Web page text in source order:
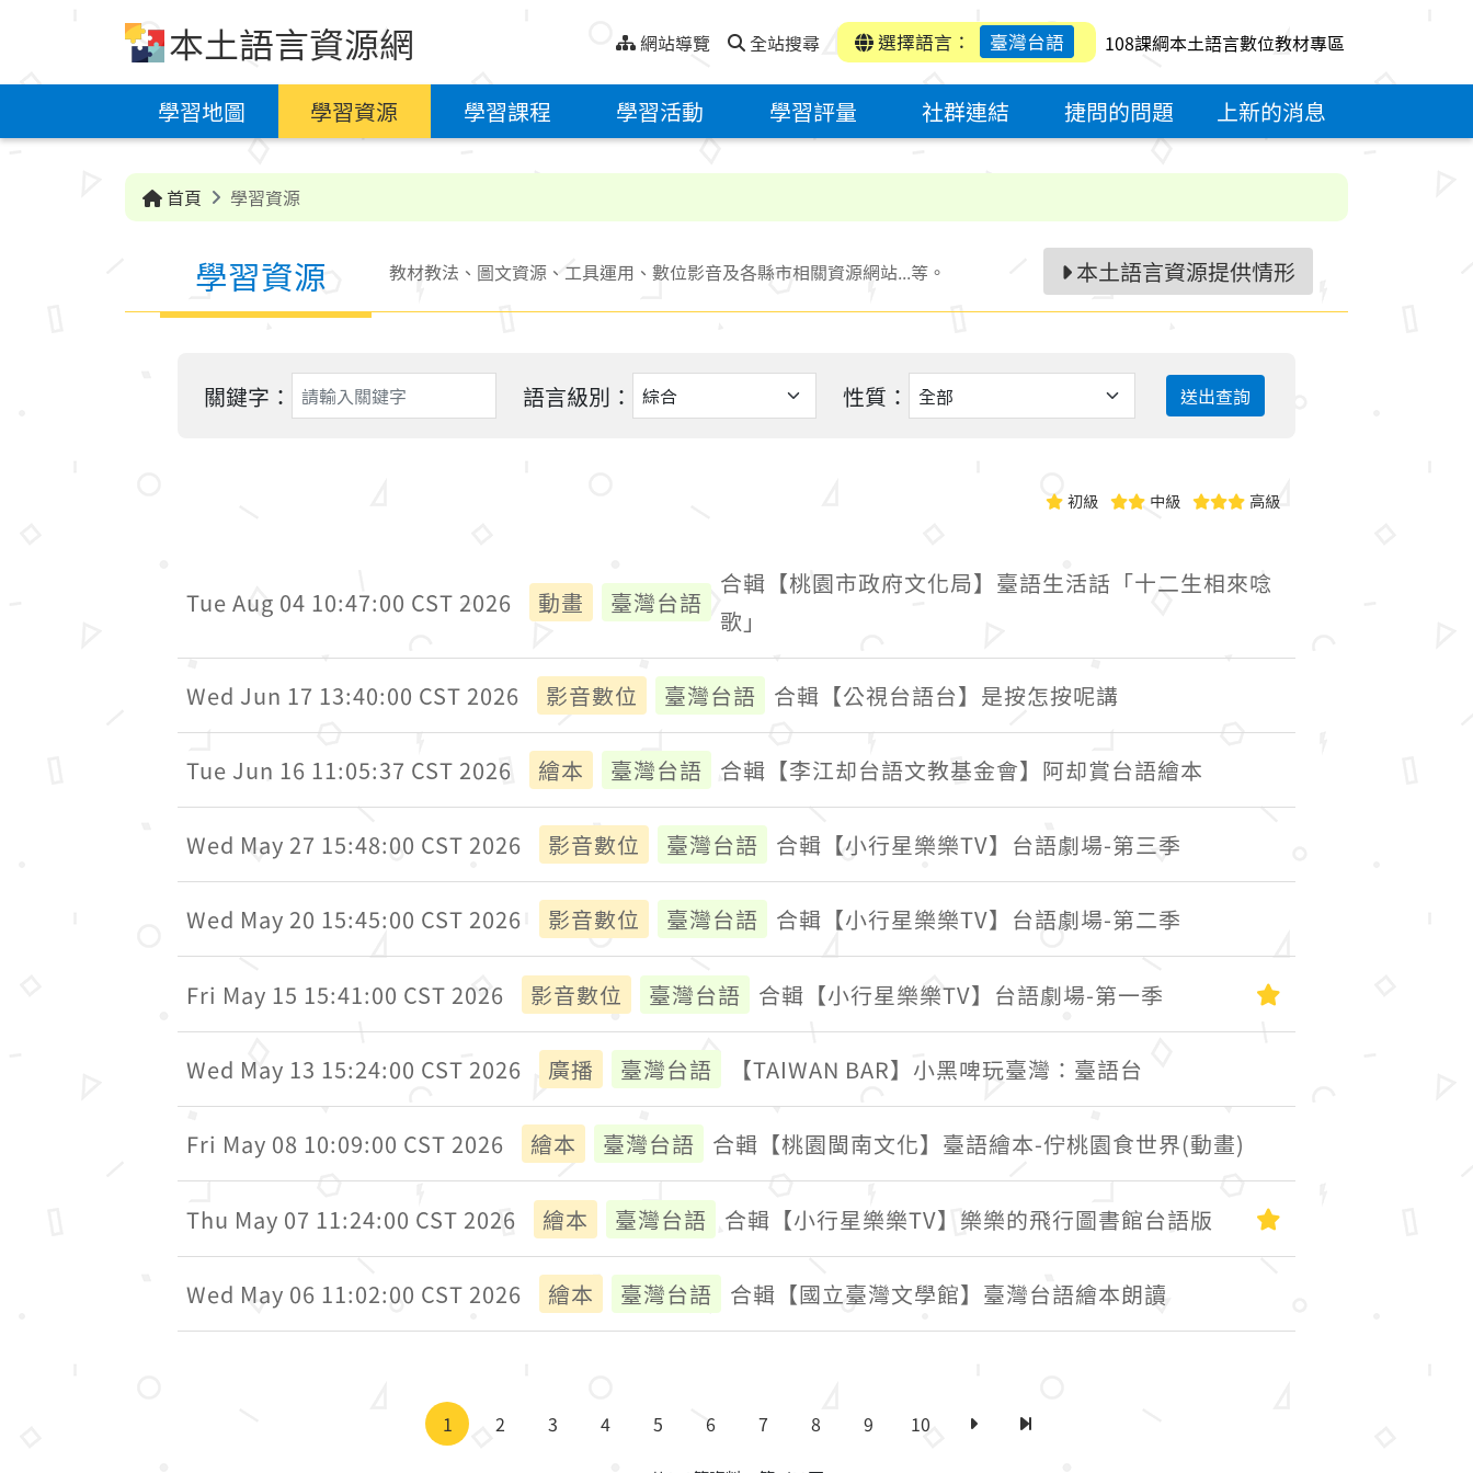
本土語言資源網 網站導覽 全站搜尋 選擇語言： 臺灣台語 108課綱本土語言數位教材專區
學習地圖 學習資源 學習課程 學習活動 學習評量 社群連結 捷問的問題 上新的消息
首頁 學習資源
學習資源 教材教法、圖文資源、工具運用、數位影音及各縣市相關資源網站...等。 本土語言資源提供情形
關鍵字： 語言級別： 性質： 送出查詢
初級 中級 高級
Tue Aug 04 10:47:00 CST 2026 動畫 臺灣台語
合輯【桃園市政府文化局】臺語生活話「十二生相來唸
歌」
Wed Jun 17 13:40:00 CST 2026 影音數位 臺灣台語 合輯【公視台語台】是按怎按呢講
Tue Jun 16 11:05:37 CST 2026 繪本 臺灣台語 合輯【李江却台語文教基金會】阿却賞台語繪本
Wed May 27 15:48:00 CST 2026 影音數位 臺灣台語 合輯【小行星樂樂TV】台語劇場-第三季
Wed May 20 15:45:00 CST 2026 影音數位 臺灣台語 合輯【小行星樂樂TV】台語劇場-第二季
Fri May 15 15:41:00 CST 2026 影音數位 臺灣台語 合輯【小行星樂樂TV】台語劇場-第一季
Wed May 13 15:24:00 CST 2026 廣播 臺灣台語 【TAIWAN BAR】小黑啤玩臺灣：臺語台
Fri May 08 10:09:00 CST 2026 繪本 臺灣台語 合輯【桃園閩南文化】臺語繪本-佇桃園食世界(動畫)
Thu May 07 11:24:00 CST 2026 繪本 臺灣台語 合輯【小行星樂樂TV】樂樂的飛行圖書館台語版
Wed May 06 11:02:00 CST 2026 繪本 臺灣台語 合輯【國立臺灣文學館】臺灣台語繪本朗讀
1 2 3 4 5 6 7 8 9 10
下一頁最後一頁